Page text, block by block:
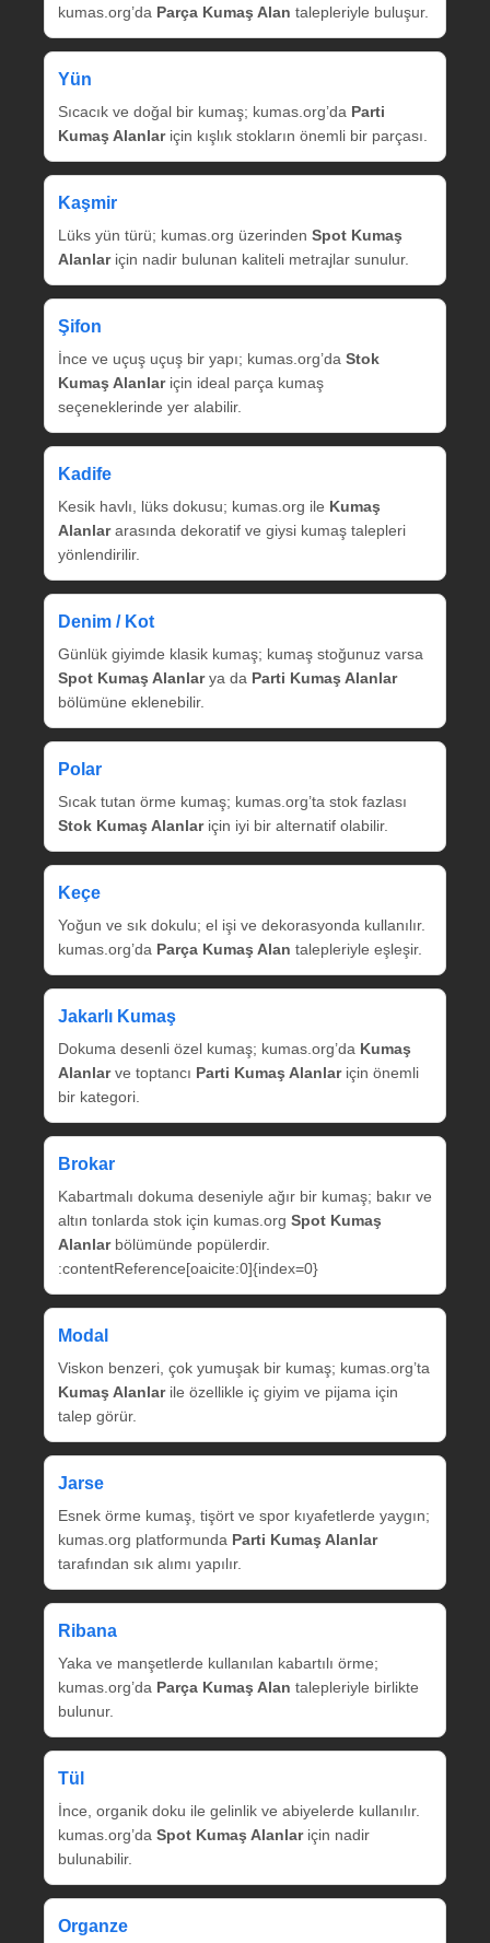
kumas.org’da Parça Kumaş Alan talepleriyle buluşur.
Yün
Sıcacık ve doğal bir kumaş; kumas.org’da Parti
Kumaş Alanlariçin kışlık stokların önemli bir parçası.
Kaşmir
Lüks yün türü; kumas.org üzerinden Spot Kumaş
Alanlariçin nadir bulunan kaliteli metrajlar sunulur.
Şifon
İnce ve uçuş uçuş bir yapı; kumas.org’da Stok
Kumaş Alanlariçin ideal parça kumaş
seçeneklerinde yer alabilir.
Kadife
Kesik havlı, lüks dokusu; kumas.org ile Kumaş
Alanlararasında dekoratif ve giysi kumaş talepleri
yönlendirilir.
Denim / Kot
Günlük giyimde klasik kumaş; kumaş stoğunuz varsa
Spot Kumaş Alanlarya da Parti Kumaş Alanlar
bölümüne eklenebilir.
Polar
Sıcak tutan örme kumaş; kumas.org’ta stok fazlası
Stok Kumaş Alanlariçin iyi bir alternatif olabilir.
Keçe
Yoğun ve sık dokulu; el işi ve dekorasyonda kullanılır.
kumas.org’da Parça Kumaş Alan talepleriyle eşleşir.
Jakarlı Kumaş
Dokuma desenli özel kumaş; kumas.org’da Kumaş
Alanlarve toptancı Parti Kumaş Alanlariçin önemli
bir kategori.
Brokar
Kabartmalı dokuma deseniyle ağır bir kumaş; bakır ve
altın tonlarda stok için kumas.org Spot Kumaş
Alanlarbölümünde popülerdir.
:contentReference[oaicite:0]{index=0}
Modal
Viskon benzeri, çok yumuşak bir kumaş; kumas.org’ta
Kumaş Alanlarile özellikle iç giyim ve pijama için
talep görür.
Jarse
Esnek örme kumaş, tişört ve spor kıyafetlerde yaygın;
kumas.org platformunda Parti Kumaş Alanlar
tarafından sık alımı yapılır.
Ribana
Yaka ve manşetlerde kullanılan kabartılı örme;
kumas.org’da Parça Kumaş Alan talepleriyle birlikte
bulunur.
Tül
İnce, organik doku ile gelinlik ve abiyelerde kullanılır.
kumas.org’da Spot Kumaş Alanlariçin nadir
bulunabilir.
Organze